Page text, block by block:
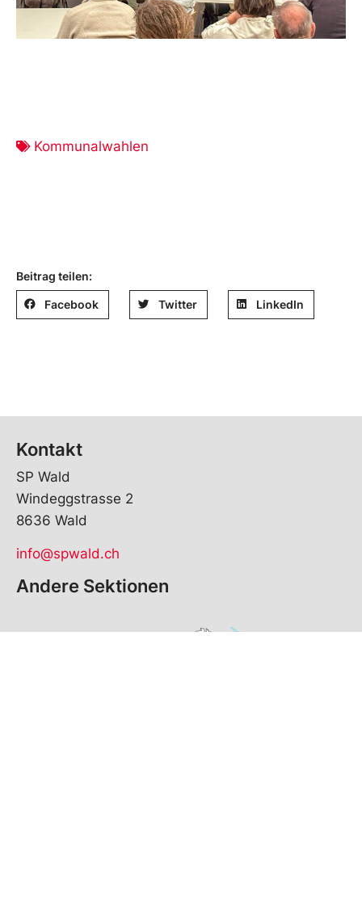
Kommunalwahlen
Beitrag teilen:
Facebook Twitter LinkedIn
Kontakt
SP Wald
Windeggstrasse 2
8636 Wald
info@spwald.ch
Andere Sektionen